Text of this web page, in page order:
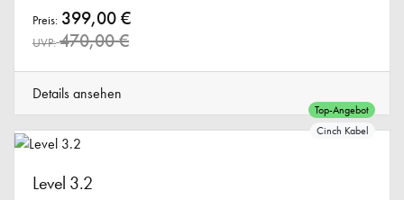
Preis: 399,00 €
UVP: 470,00 €
Details ansehen
Top-Angebot
Cinch Kabel
Level 3.2